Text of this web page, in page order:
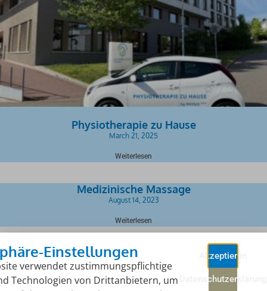
Physiotherapie zu Hause
March 21, 2025
Weiterlesen
Medizinische Massage
August 14, 2023
Weiterlesen
Einstellungen
verwendet zustimmungspflichtige
Technologien von Drittanbietern, um
Akzeptieren
Datenschutzerklärung